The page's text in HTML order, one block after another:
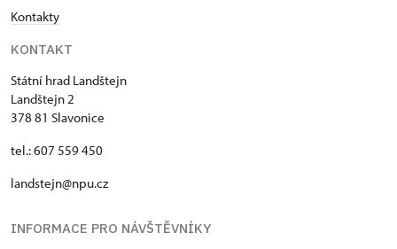
Kontakty
KONTAKT
Státní hrad Landštejn
Landštejn 2
378 81 Slavonice
tel.: 607 559 450
landstejn@npu.cz
INFORMACE PRO NÁVŠTĚVNÍKY